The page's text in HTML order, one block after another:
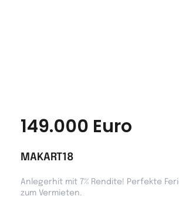
Anlegerhit mit 7% Rendite! Perfekte
zum Vermieten.
MAKART18
149.000 Euro